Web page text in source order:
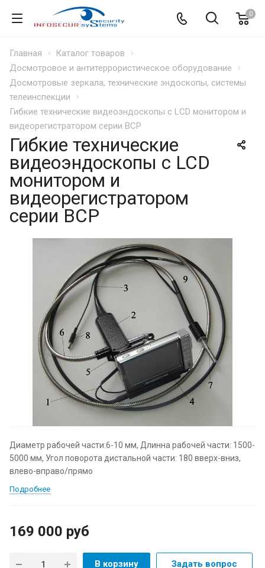
0
Главная
Каталог товаров
Досмотровое и антитеррористическое оборудование
Досмотровые зеркала, технические эндоскопы, системы
телеинспекции
Гибкие технические видеоэндоскопы с LCD монитором и
видеорегистратором серии ВСР
Гибкие технические
видеоэндоскопы с LCD
монитором и
видеорегистратором
серии ВСР
Диаметр рабочей части:6-10 мм, Длинна рабочей части: 1500-
5000 мм, Угол поворота дистальной части: 180 вверх-вниз,
влево-вправо/прямо
Подробнее
169 000 руб
В корзину Задать вопрос